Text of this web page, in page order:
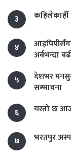
३ कहिलेकाहीँ
४
अर्बभन्दा
५
देशभर
सम्भावना
६
यस्तो छ आज
७ भरतपुर